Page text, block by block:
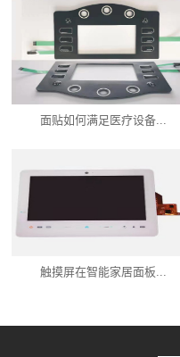
面贴如何满足医疗设备...
触摸屏在智能家居面板...
产品中心